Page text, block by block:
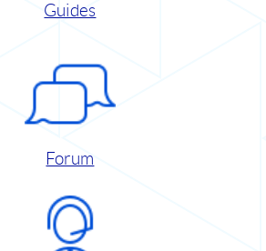
Guides
Forum